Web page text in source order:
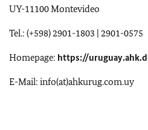
UY-11100 Montevideo
Tel.: (+598) 2901-1803 | 2901-0575
Homepage: https://
E-Mail: info(at)ahkurug.com.uy